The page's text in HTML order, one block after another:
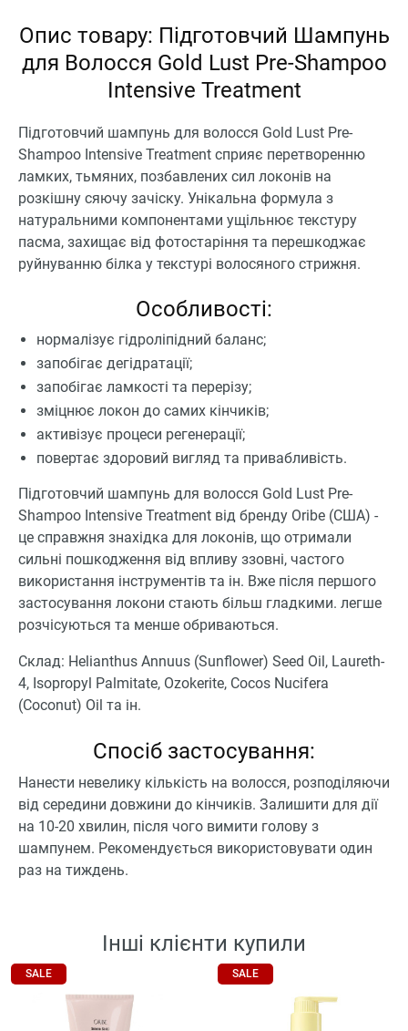
Опис товару: Підготовчий Шампунь
для Волосся Gold Lust Pre-Shampoo
Intensive Treatment
Підготовчий шампунь для волосся Gold Lust Pre-
Shampoo Intensive Treatment сприяє перетворенню
ламких, тьмяних, позбавлених сил локонів на
розкішну сяючу зачіску. Унікальна формула з
натуральними компонентами ущільнює текстуру
пасма, захищає від фотостаріння та перешкоджає
руйнуванню білка у текстурі волосяного стрижня.
Особливості:
нормалізує гідроліпідний баланс;
запобігає дегідратації;
запобігає ламкості та перерізу;
зміцнює локон до самих кінчиків;
активізує процеси регенерації;
повертає здоровий вигляд та привабливість.
Підготовчий шампунь для волосся Gold Lust Pre-
Shampoo Intensive Treatment від бренду Oribe (США) -
це справжня знахідка для локонів, що отримали
сильні пошкодження від впливу ззовні, частого
використання інструментів та ін. Вже після першого
застосування локони стають більш гладкими. легше
розчісуються та менше обриваються.
Склад: Helianthus Annuus (Sunflower) Seed Oil, Laureth-
4, Isopropyl Palmitate, Ozokerite, Cocos Nucifera
(Coconut) Oil та ін.
Спосіб застосування:
Нанести невелику кількість на волосся, розподіляючи
від середини довжини до кінчиків. Залишити для дії
на 10-20 хвилин, після чого вимити голову з
шампунем. Рекомендується використовувати один
раз на тиждень.
Інші клієнти купили
SALE SALE